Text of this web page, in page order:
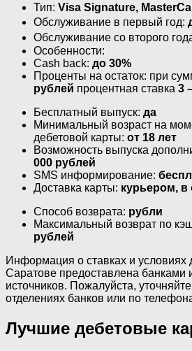
Тип: Visa Signature,
Обслуживание в первый год:
Обслуживание со второго
Особенности:
Cash back: до 30%
Проценты на остаток: при
рублей процентная ставка 3
Бесплатный выпуск: да
Минимальный возраст на
дебетовой карты: от 18 лет
Возможность выпуска
000 рублей
SMS информирование:
Доставка карты: курьером, в
Способ возврата: рубли
Максимальный возврат по
рублей
Информация о ставках и условиях
Саратове предоставлена банками
источников. Пожалуйста,
отделениях банков или по
Лучшие дебетовые